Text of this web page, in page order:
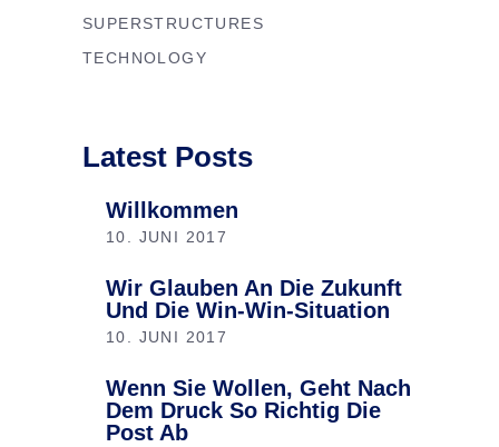
SUPERSTRUCTURES
TECHNOLOGY
Latest Posts
Willkommen
10. JUNI 2017
Wir Glauben An Die Zukunft
Und Die Win-Win-Situation
10. JUNI 2017
Wenn Sie Wollen, Geht Nach
Dem Druck So Richtig Die
Post Ab